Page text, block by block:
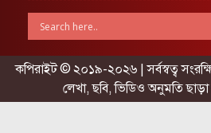
কপিরাইট © ২০১৯-২০২৬ | সর্বস্বত্ব
লেখা, ছবি, ভিডিও অনুমতি ছাড়া